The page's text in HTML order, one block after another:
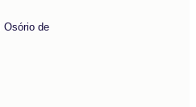
Osório de